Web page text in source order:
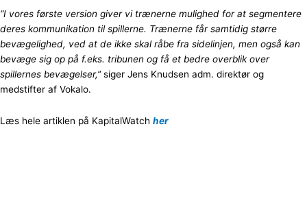
“I vores første version giver vi trænerne mulighed for at segmentere
deres kommunikation til spillerne. Trænerne får samtidig større
bevægelighed, ved at de ikke skal råbe fra sidelinjen, men også kan
bevæge sig op på f.eks. tribunen og få et bedre overblik over
spillernes bevægelser,”siger Jens Knudsen adm. direktør og
medstifter af Vokalo.
Læs hele artiklen på KapitalWatch her